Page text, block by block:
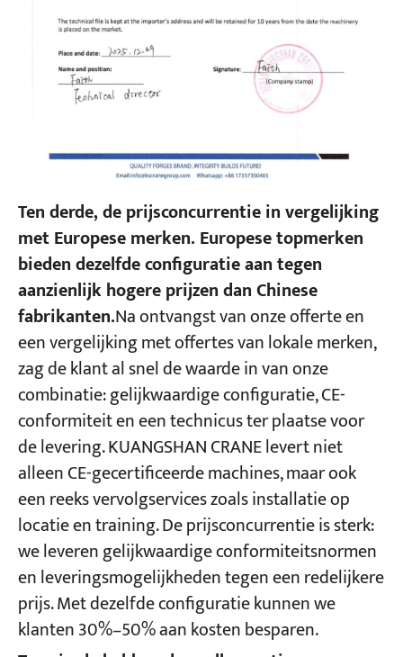
Ten derde, de prijsconcurrentie in vergelijking
met Europese merken. Europese topmerken
bieden dezelfde configuratie aan tegen
aanzienlijk hogere prijzen dan Chinese
fabrikanten.Na ontvangst van onze offerte en
een vergelijking met offertes van lokale merken,
zag de klant al snel de waarde in van onze
combinatie: gelijkwaardige configuratie, CE-
conformiteit en een technicus ter plaatse voor
de levering. KUANGSHAN CRANE levert niet
alleen CE-gecertificeerde machines, maar ook
een reeks vervolgservices zoals installatie op
locatie en training. De prijsconcurrentie is sterk:
we leveren gelijkwaardige conformiteitsnormen
en leveringsmogelijkheden tegen een redelijkere
prijs. Met dezelfde configuratie kunnen we
klanten 30%–50% aan kosten besparen.